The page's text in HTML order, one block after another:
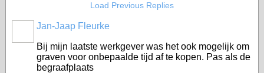
Load Previous Replies
Jan-Jaap Fleurke
Bij mijn laatste werkgever was het ook mogelijk om
graven voor onbepaalde tijd af te kopen. Pas als de
begraafplaats